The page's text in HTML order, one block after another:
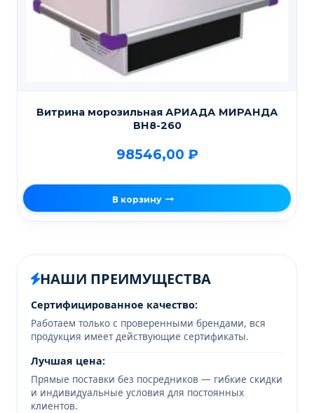
Витрина морозильная АРИАДА МИРАНДА
ВН8-260
98546,00 ₽
В корзину
НАШИ ПРЕИМУЩЕСТВА
Сертифицированное качество:
Работаем только с проверенными брендами, вся
продукция имеет действующие сертификаты.
Лучшая цена:
Прямые поставки без посредников — гибкие скидки
и индивидуальные условия для постоянных
клиентов.